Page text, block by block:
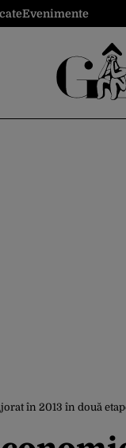
Evenimente
în 2013 în două